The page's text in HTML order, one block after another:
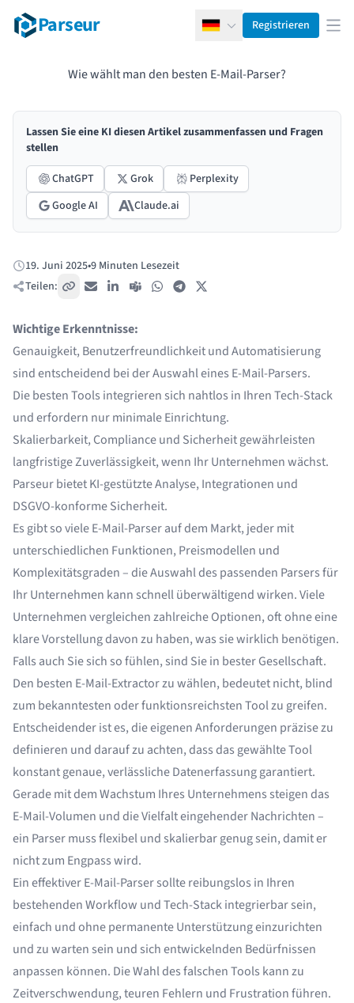
Parseur DeutschRegistrieren
Wie wählt man den besten E-Mail-Parser?
Lassen Sie eine KI diesen Artikel zusammenfassen und Fragen
stellen
ChatGPT
Grok
Perplexity
Google AI
Claude.ai
Veröffentlicht:
19. Juni 2025•9 Minuten Lesezeit
Teilen:
Link kopieren
E-Mail LinkedIn
Teams WhatsAppTelegram
Wichtige Erkenntnisse:
Genauigkeit, Benutzerfreundlichkeit und Automatisierung
sind entscheidend bei der Auswahl eines E-Mail-Parsers.
Die besten Tools integrieren sich nahtlos in Ihren Tech-Stack
und erfordern nur minimale Einrichtung.
Skalierbarkeit, Compliance und Sicherheit gewährleisten
langfristige Zuverlässigkeit, wenn Ihr Unternehmen wächst.
Parseur bietet KI-gestützte Analyse, Integrationen und
DSGVO-konforme Sicherheit.
Es gibt so vieleE-Mail-Parserauf dem Markt, jeder mit
unterschiedlichen Funktionen, Preismodellen und
Komplexitätsgraden – die Auswahl des passenden Parsers für
Ihr Unternehmen kann schnell überwältigend wirken. Viele
Unternehmen vergleichen zahlreiche Optionen, oft ohne eine
klare Vorstellung davon zu haben, was sie wirklich benötigen.
Falls auch Sie sich so fühlen, sind Sie in bester Gesellschaft.
Den besten E-Mail-Extractor zu wählen, bedeutet nicht, blind
zum bekanntesten oder funktionsreichsten Tool zu greifen.
Entscheidender ist es, die eigenen Anforderungen präzise zu
definieren und darauf zu achten, dass das gewählte Tool
konstant genaue, verlässliche Datenerfassung garantiert.
Gerade mit dem Wachstum Ihres Unternehmens steigen das
E-Mail-Volumen und die Vielfalt eingehender Nachrichten –
ein Parser muss flexibel und skalierbar genug sein, damit er
nicht zum Engpass wird.
Ein effektiverE-Mail-Parsersollte reibungslos in Ihren
bestehenden Workflow und Tech-Stack integrierbar sein,
einfach und ohne permanente Unterstützung einzurichten
und zu warten sein und sich entwickelnden Bedürfnissen
anpassen können. Die Wahl des falschen Tools kann zu
Zeitverschwendung, teuren Fehlern und Frustration führen.